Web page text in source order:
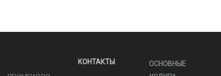
КОНТАКТЫ
ОСНОВНЫЕ